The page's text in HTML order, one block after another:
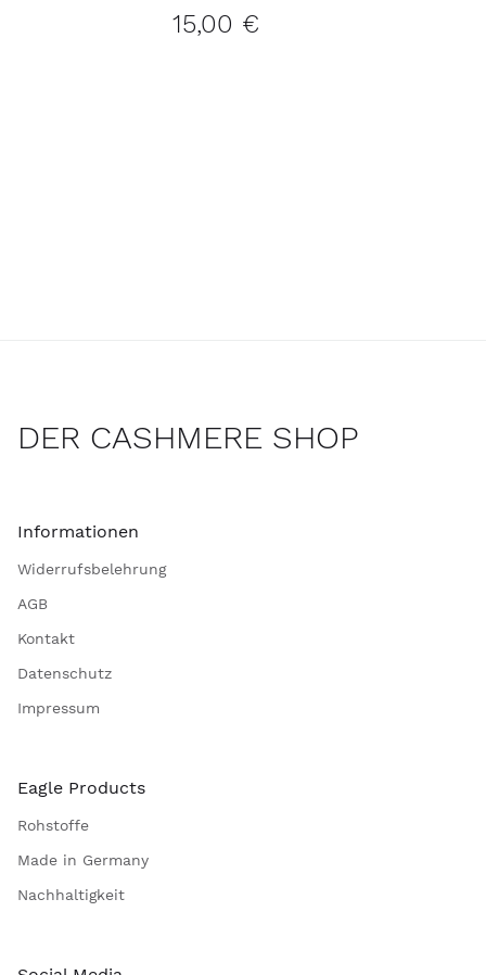
15,00 €
DER CASHMERE SHOP
Informationen
Widerrufsbelehrung
AGB
Kontakt
Datenschutz
Impressum
Eagle Products
Rohstoffe
Made in Germany
Nachhaltigkeit